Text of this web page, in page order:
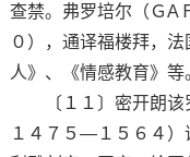
查禁。弗罗培尔（ＧA
０），通译福楼拜，
人》、《情感教育》等
〔１１〕密开朗该罗
１４７５—１５６４）